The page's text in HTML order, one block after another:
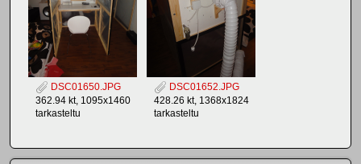
DSC01650.JPG
362.94 kt, 1095x1460
tarkasteltu
DSC01652.JPG
428.26 kt, 1368x1824
tarkasteltu